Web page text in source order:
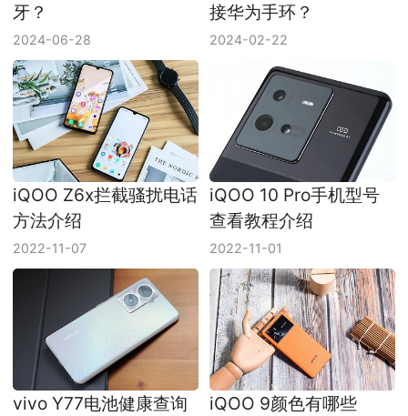
牙？
2024-06-28
接华为手环？
2024-02-22
iQOO Z6x拦截骚扰电话
方法介绍
2022-11-07
iQOO 10 Pro手机型号
查看教程介绍
2022-11-01
vivo Y77电池健康查询
iQOO 9颜色有哪些